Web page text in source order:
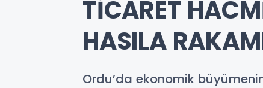
TİCARET
HASILA
Ordu’da ekonomik